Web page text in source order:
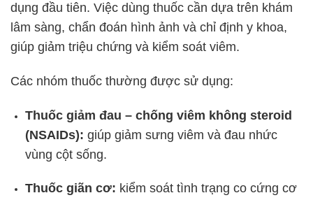
dụng đầu tiên. Việc dùng thuốc cần dựa trên khám
lâm sàng, chẩn đoán hình ảnh và chỉ định y khoa,
giúp giảm triệu chứng và kiểm soát viêm.
Các nhóm thuốc thường được sử dụng:
Thuốc giảm đau – chống viêm không steroid
(NSAIDs): giúp giảm sưng viêm và đau nhức
vùng cột sống.
Thuốc giãn cơ: kiểm soát tình trạng co cứng cơ